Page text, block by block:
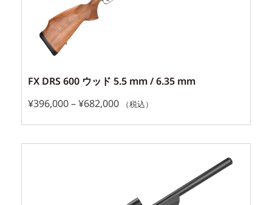
FX DRS 600 ウッド 5.5 mm / 6.35 mm
¥396,000–¥682,000 （税込）